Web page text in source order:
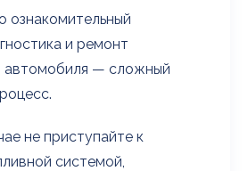
ознакомительный
и ремонт
автомобиля — сложный
не приступайте к
системой,